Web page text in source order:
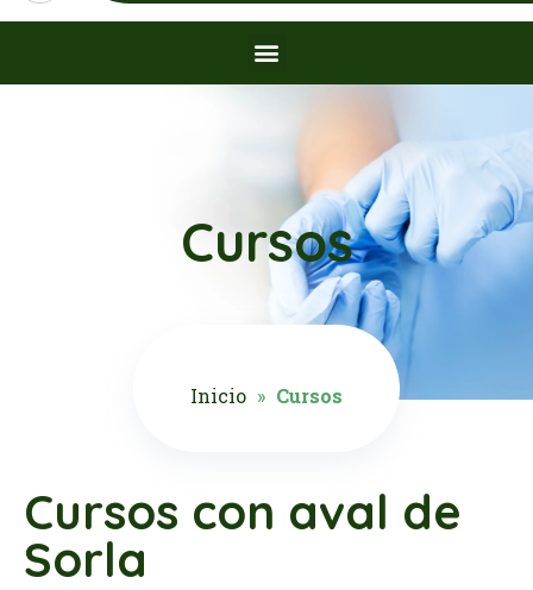
Cursos
Inicio » Cursos
Cursos con aval de
Sorla